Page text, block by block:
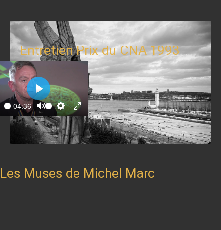
Entretien Prix du CNA 1993
04:36
Mute SettingsEnter
fullscreen
Play
Les Muses de Michel Marc